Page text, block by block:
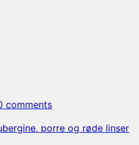
comments